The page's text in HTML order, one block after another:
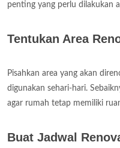
penting yang perlu dilakukan
Tentukan Area
Pisahkan area yang akan
digunakan sehari-hari.
agar rumah tetap memiliki
Buat Jadwal